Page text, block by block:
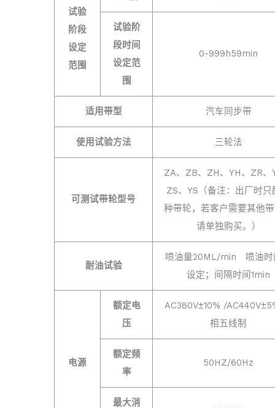
试验
阶段
设定
范围
试验阶
段时间
设定范
围
0-999h59min
适用带型 汽车同步带
使用试验方法 三轮法
可测试带轮型号
ZA、ZB、ZH、YH、ZR、
ZS、YS（备注：出厂时只
种带轮，若客户需要其他
请单独购买。）
耐油试验
喷油量20ML/min 喷油时
设定；间隔时间1min
电源
额定电
压
AC380V±10% /
相五线制
额定频
率
50HZ/60Hz
最大消